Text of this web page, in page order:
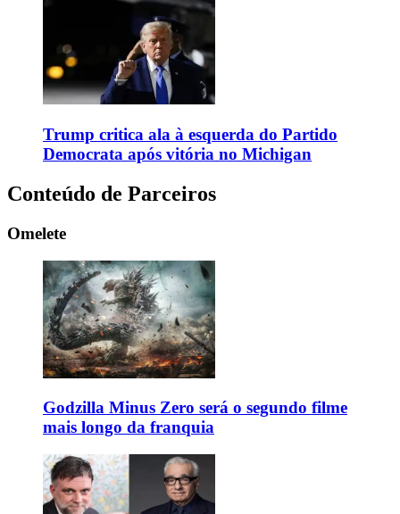
Trump critica ala à esquerda do Partido
Democrata após vitória no Michigan
Conteúdo de Parceiros
Omelete
Godzilla Minus Zero será o segundo filme
mais longo da franquia